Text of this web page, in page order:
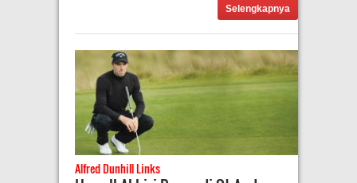
Selengkapnya
Alfred Dunhill Links